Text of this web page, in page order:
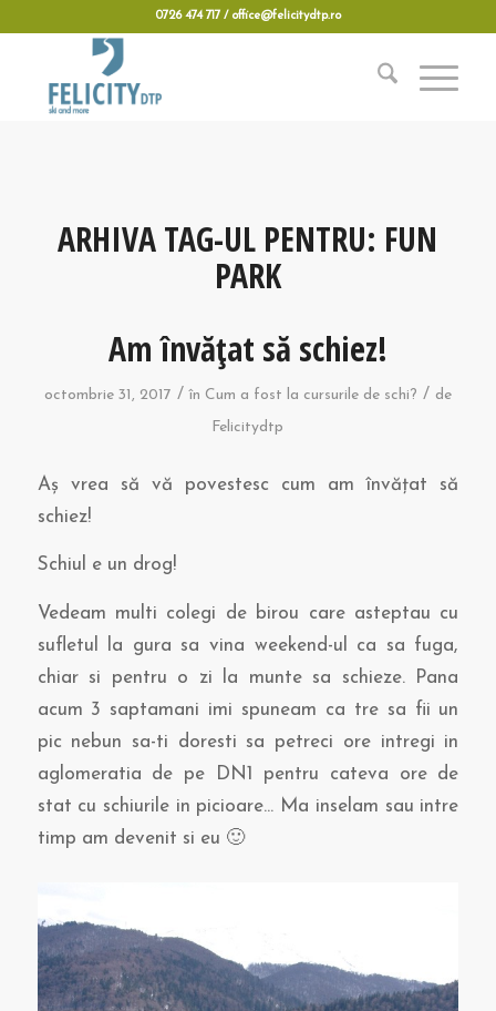
0726 474 717 / office@felicitydtp.ro
ARHIVA TAG-UL PENTRU: FUN
PARK
Am învățat să schiez!
octombrie 31, 2017 / în Cum a fost la cursurile de schi? / de
Felicitydtp
Aș vrea să vă povestesc cum am învățat să
schiez!
Schiul e un drog!
Vedeam multi colegi de birou care asteptau cu
sufletul la gura sa vina weekend-ul ca sa fuga,
chiar si pentru o zi la munte sa schieze. Pana
acum 3 saptamani imi spuneam ca tre sa fii un
pic nebun sa-ti doresti sa petreci ore intregi in
aglomeratia de pe DN1 pentru cateva ore de
stat cu schiurile in picioare… Ma inselam sau intre
timp am devenit si eu 🙂